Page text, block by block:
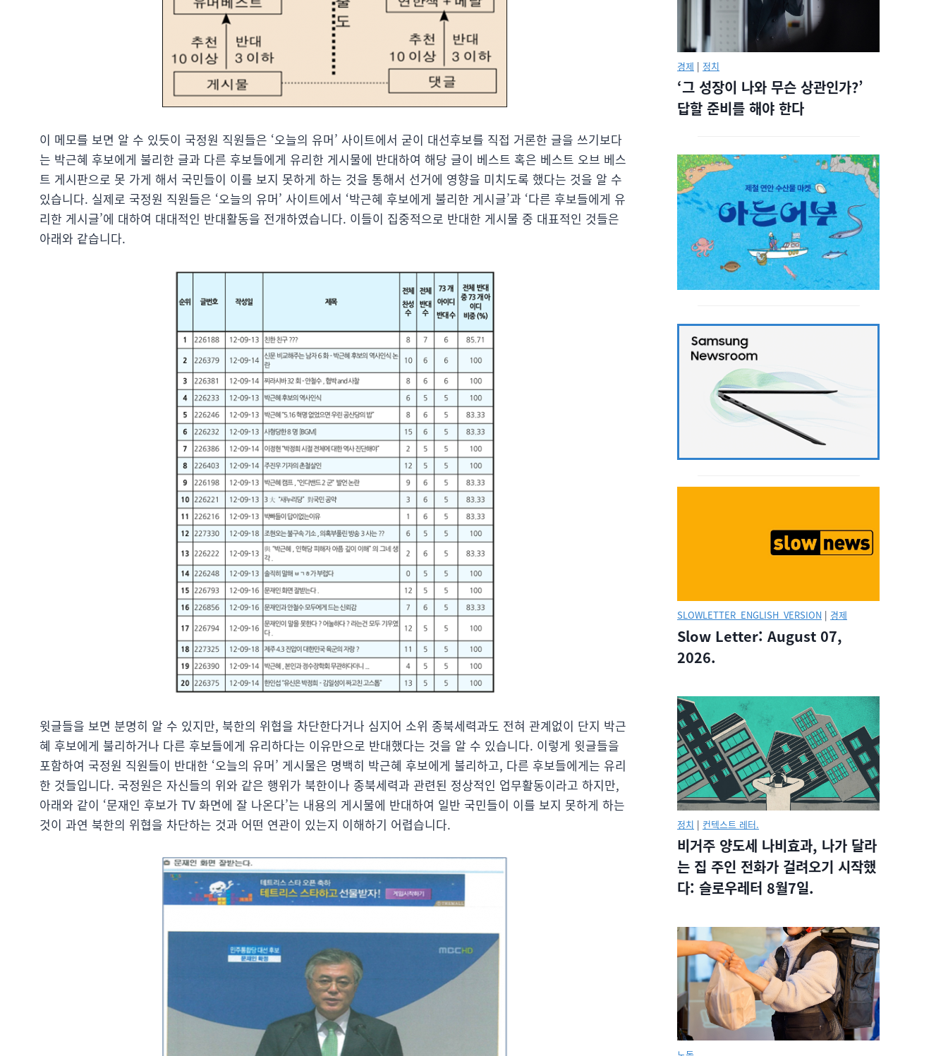
이 메모를 보면 알 수 있듯이 국정원 직원들은 ‘오늘의 유머’ 사이트에서 굳이 대선후보를 직접 거론한 글을 쓰기보다
는 박근혜 후보에게 불리한 글과 다른 후보들에게 유리한 게시물에 반대하여 해당 글이 베스트 혹은 베스트 오브 베스
트 게시판으로 못 가게 해서 국민들이 이를 보지 못하게 하는 것을 통해서 선거에 영향을 미치도록 했다는 것을 알 수
있습니다. 실제로 국정원 직원들은 ‘오늘의 유머’ 사이트에서 ‘박근혜 후보에게 불리한 게시글’과 ‘다른 후보들에게 유
리한 게시글’에 대하여 대대적인 반대활동을 전개하였습니다. 이들이 집중적으로 반대한 게시물 중 대표적인 것들은
아래와 같습니다.
윗글들을 보면 분명히 알 수 있지만, 북한의 위협을 차단한다거나 심지어 소위 종북세력과도 전혀 관계없이 단지 박근
혜 후보에게 불리하거나 다른 후보들에게 유리하다는 이유만으로 반대했다는 것을 알 수 있습니다. 이렇게 윗글들을
포함하여 국정원 직원들이 반대한 ‘오늘의 유머’ 게시물은 명백히 박근혜 후보에게 불리하고, 다른 후보들에게는 유리
한 것들입니다. 국정원은 자신들의 위와 같은 행위가 북한이나 종북세력과 관련된 정상적인 업무활동이라고 하지만,
아래와 같이 ‘문재인 후보가 TV 화면에 잘 나온다’는 내용의 게시물에 반대하여 일반 국민들이 이를 보지 못하게 하는
것이 과연 북한의 위협을 차단하는 것과 어떤 연관이 있는지 이해하기 어렵습니다.
경제 | 정치
‘그 성장이 나와 무슨 상관인가?’
답할 준비를 해야 한다
SLOWLETTER_ENGLISH_VERSION | 경제
Slow Letter: August 07,
2026.
정치 | 컨텍스트 레터.
비거주 양도세 나비효과, 나가 달라
는 집 주인 전화가 걸려오기 시작했
다: 슬로우레터 8월7일.